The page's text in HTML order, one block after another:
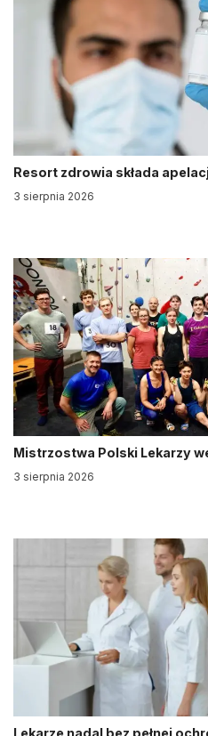
Resort zdrowia składa
3 sierpnia 2026
Mistrzostwa Polski Lekarzy
3 sierpnia 2026
Lekarze nadal bez pełnej